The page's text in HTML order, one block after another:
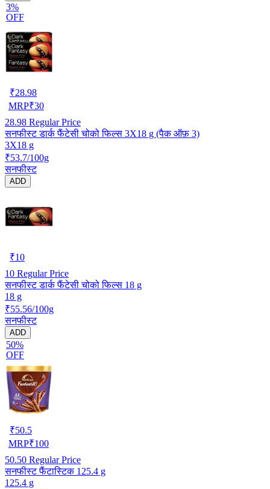
3%
OFF
₹28.98
MRP₹30
28.98 Regular Price
सनफीस्ट डार्क फैंटेसी चोको फिल्स 3X18 g (पैक ऑफ़ 3)
3X18 g
₹53.7/100g
सनफीस्ट
ADD
₹10
10 Regular Price
सनफीस्ट डार्क फैंटेसी चोको फिल्स 18 g
18 g
₹55.56/100g
सनफीस्ट
ADD
50%
OFF
₹50.5
MRP₹100
50.50 Regular Price
सनफीस्ट फैंटास्टिक 125.4 g
125.4 g